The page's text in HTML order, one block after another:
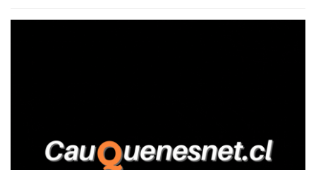
relató que los hechos ocurrieron cerca de las 11:30 horas en el
trabajadores, el edil descendió del vehículo y, en medio de la
confrontación, la habría tomado de los hombros, empujado al